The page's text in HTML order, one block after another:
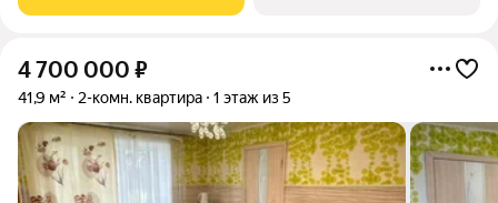
4 700 000 ₽
41,9 м² 2-комн. квартира 1 этаж из 5